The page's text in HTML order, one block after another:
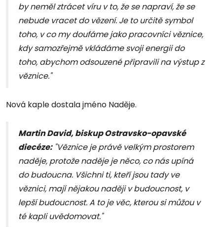
by neměl ztrácet víru v to, že se napraví, že se
nebude vracet do vězení. Je to určitě symbol
toho, v co my doufáme jako pracovníci věznice,
kdy samozřejmě vkládáme svoji energii do
toho, abychom odsouzené připravili na výstup z
věznice."
Nová kaple dostala jméno Naděje.
Martin David, biskup Ostravsko-opavské
diecéze:"Věznice je právě velkým prostorem
naděje, protože naděje je něco, co nás upíná
do budoucna. Všichni ti, kteří jsou tady ve
věznici, mají nějakou naději v budoucnost, v
lepší budoucnost. A to je věc, kterou si můžou v
té kapli uvědomovat."